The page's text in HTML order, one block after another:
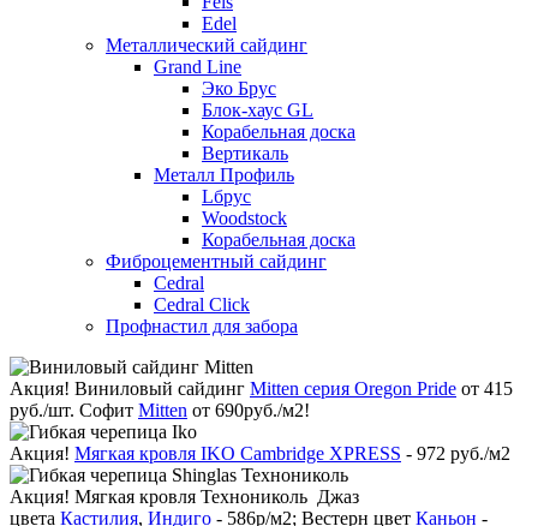
Edel
Металлический сайдинг
Grand Line
Эко Брус
Блок-хаус GL
Корабельная доска
Вертикаль
Металл Профиль
Lбрус
Woodstock
Корабельная доска
Фиброцементный сайдинг
Cedral
Cedral Click
Профнастил для забора
Акция! Виниловый сайдинг Mitten серия Oregon Pride от 415
руб./шт. Софит Mitten от 690руб./м2!
Акция! Мягкая кровля IKO Cambridge XPRESS - 972 руб./м2
Акция! Мягкая кровля Технониколь Джаз
цвета Кастилия, Индиго - 586р/м2; Вестерн цвет Каньон -